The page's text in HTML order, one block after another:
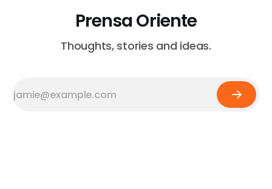
Prensa Oriente
Thoughts, stories and ideas.